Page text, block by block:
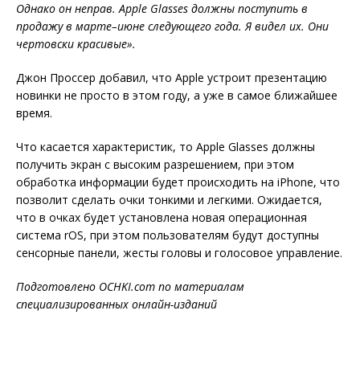
Однако он неправ. Apple Glasses должны поступить в
продажу в марте–июне следующего года. Я видел их. Они
чертовски красивые».
Джон Проссер добавил, что Apple устроит презентацию
новинки не просто в этом году, а уже в самое ближайшее
время.
Что касается характеристик, то Apple Glasses должны
получить экран с высоким разрешением, при этом
обработка информации будет происходить на iPhone, что
позволит сделать очки тонкими и легкими. Ожидается,
что в очках будет установлена новая операционная
система rOS, при этом пользователям будут доступны
сенсорные панели, жесты головы и голосовое управление.
Подготовлено OCHKI.com по материалам
специализированных онлайн-изданий